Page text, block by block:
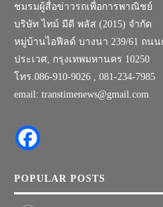
ชมรมผู้สื่อข่าวรถเพื่อการพาณิชย์
บริษัท ไทม์ มีดี พลัส (2015) จำกัด
หมู่บ้านไอฟีลด์ บางนา 239/61 ถน
ประเวศ, กรุงเทพมหานคร 10250
โทร.086-910-9026 , 081-234-7985
email: transtimenews@gmail.com
POPULAR POSTS